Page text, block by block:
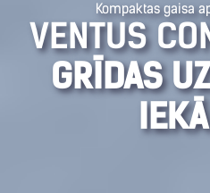
Kompaktas gaisa
VENTUS
GRĪDAS